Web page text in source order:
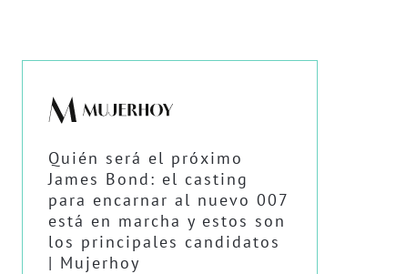
Quién será el próximo
James Bond: el casting
para encarnar al nuevo 007
está en marcha y estos son
los principales candidatos
| Mujerhoy